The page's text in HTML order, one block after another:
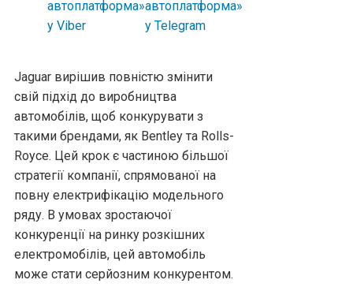
Jaguar вирішив повністю змінити
свій підхід до виробництва
автомобілів, щоб конкурувати з
такими брендами, як Bentley та Rolls-
Royce. Цей крок є частиною більшої
стратегії компанії, спрямованої на
повну електрифікацію модельного
ряду. В умовах зростаючої
конкуренції на ринку розкішних
електромобілів, цей автомобіль
може стати серйозним конкурентом.